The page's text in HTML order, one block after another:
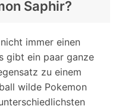
Saphir?
immer einen
gibt ein paar ganze
zu einem
wilde Pokemon